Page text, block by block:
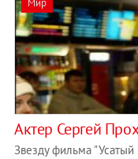
Мир
Актер Сергей
Звезду фильма